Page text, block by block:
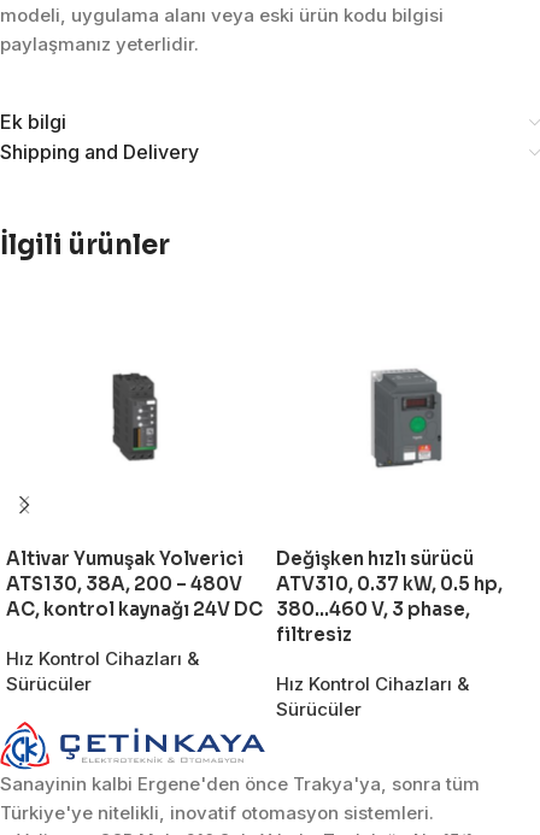
modeli, uygulama alanı veya eski ürün kodu bilgisi
paylaşmanız yeterlidir.
Ek bilgi
Shipping and Delivery
İlgili ürünler
Altivar Yumuşak Yolverici
ATS130, 38A, 200 – 480V
AC, kontrol kaynağı 24V DC
Hız Kontrol Cihazları &
Sürücüler
Değişken hızlı sürücü
ATV310, 0.37 kW, 0.5 hp,
380…460 V, 3 phase,
filtresiz
Hız Kontrol Cihazları &
Sürücüler
Sanayinin kalbi Ergene'den önce Trakya'ya, sonra tüm
Türkiye'ye nitelikli, inovatif otomasyon sistemleri.